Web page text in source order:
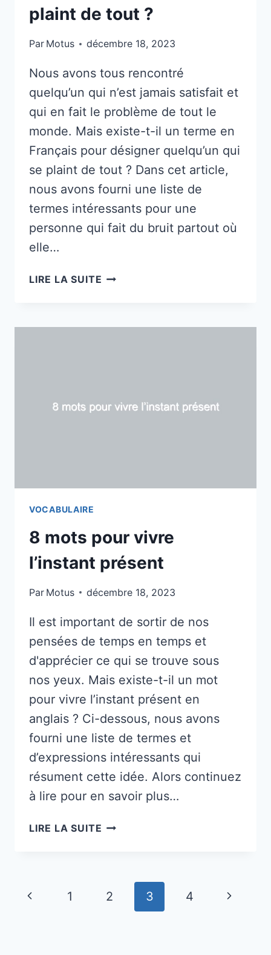
plaint de tout ?
Par Motus décembre 18, 2023
Nous avons tous rencontré
quelqu’un qui n’est jamais satisfait et
qui en fait le problème de tout le
monde. Mais existe-t-il un terme en
Français pour désigner quelqu’un qui
se plaint de tout ? Dans cet article,
nous avons fourni une liste de
termes intéressants pour une
personne qui fait du bruit partout où
elle…
LIRE LA SUITE COMMENT
DE
VOCABULAIRE
8 mots pour vivre
l’instant présent
Par Motus décembre 18, 2023
Il est important de sortir de nos
pensées de temps en temps et
d'apprécier ce qui se trouve sous
nos yeux. Mais existe-t-il un mot
pour vivre l’instant présent en
anglais ? Ci-dessous, nous avons
fourni une liste de termes et
d’expressions intéressants qui
résument cette idée. Alors continuez
à lire pour en savoir plus…
LIRE LA SUITE 8
L’INSTANT
PRÉSENT
Navigation
Page
1 2 3 4
Page